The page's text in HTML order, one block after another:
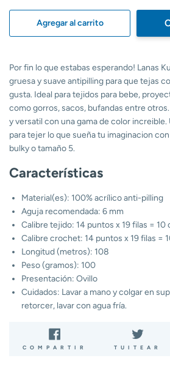
Agregar al carrito
Por fin lo que estabas esperando! Lanas
gruesa y suave antipilling para que tejas
gusta. Ideal para tejidos para bebe,
como gorros, sacos, bufandas entre
y versatil con una gama de color increible.
para tejer lo que sueña tu imaginacion
bulky o tamaño 5.
Características
Material(es): 100% acrílico anti-pilling
Aguja recomendada: 6 mm
Calibre tejido: 14 puntos x 19 filas = 10
Calibre crochet: 14 puntos x 19 filas =
Longitud (metros): 108
Peso (gramos): 100
Presentación: Ovillo
Cuidados: Lavar a mano y colgar en
retorcer, lavar con agua fría.
COMPARTIR
COMPARTIR
TUITEAR